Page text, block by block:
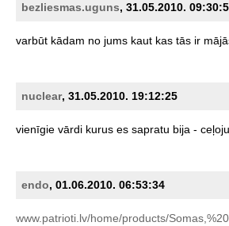
bezliesmas.uguns, 31.05.2010.
varbūt kādam no jums kaut kas tās ir
nuclear, 31.05.2010. 19:12:25
vienīgie vārdi kurus es sapratu bija -
endo, 01.06.2010. 06:53:34
www.patrioti.lv/home/products/